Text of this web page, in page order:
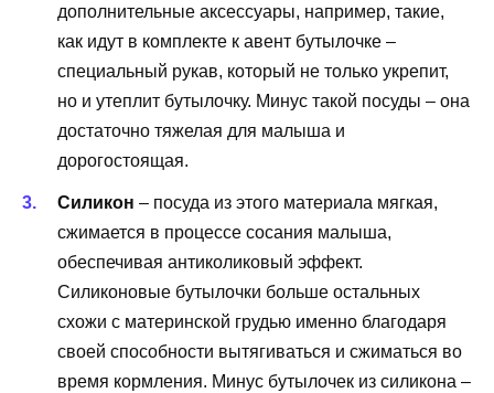
дополнительные аксессуары, например, такие,
как идут в комплекте к авент бутылочке –
специальный рукав, который не только укрепит,
но и утеплит бутылочку. Минус такой посуды – она
достаточно тяжелая для малыша и
дорогостоящая.
Силикон – посуда из этого материала мягкая,
сжимается в процессе сосания малыша,
обеспечивая антиколиковый эффект.
Силиконовые бутылочки больше остальных
схожи с материнской грудью именно благодаря
своей способности вытягиваться и сжиматься во
время кормления. Минус бутылочек из силикона –